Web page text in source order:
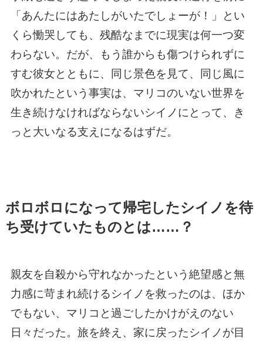
「あんたにはあたしがいたでしょーが！」とい
くら慟哭しても、残酷なまでに現実は何一つ変
わらない。だが、もう誰からも傷つけられずに
すむ彼女とともに、同じ景色を見て、同じ風に
吹かれたという事実は、マリコのいない世界を
生き続けなければならないシイノにとって、き
っと大いなる支えになるはずだ。
ボロボロになって帰宅したシイノを待
ち受けていたものとは……？
親友を自殺から守れなかったという絶望感と無
力感に苛まれ続けるシイノを救ったのは、ほか
でもない、マリコと過ごしたかけがえのない
日々だった。旅を終え、家に戻ったシイノが目